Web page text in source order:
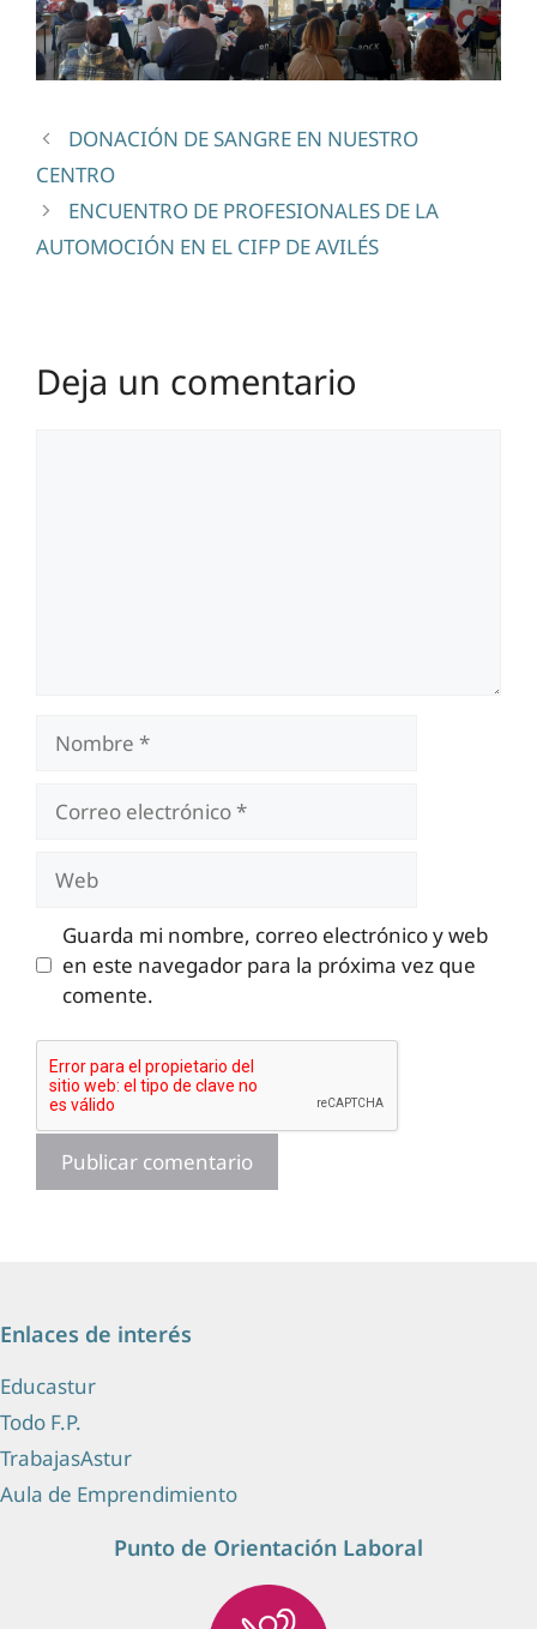
DONACIÓN DE SANGRE EN NUESTRO
CENTRO
ENCUENTRO DE PROFESIONALES DE LA
AUTOMOCIÓN EN EL CIFP DE AVILÉS
Deja un comentario
Nombre
Correo
electrónico
Guarda mi nombre, correo electrónico y web
en este navegador para la próxima vez que
comente.
Enlaces de interés
Educastur
Todo F.P.
TrabajasAstur
Aula de Emprendimiento
Punto de Orientación Laboral